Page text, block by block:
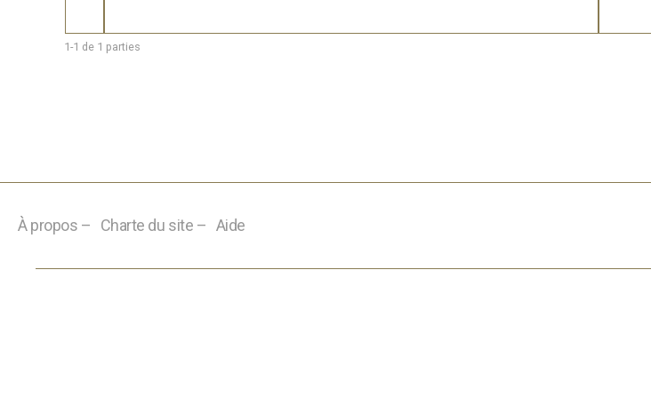
1-1 de 1 parties
À propos – Charte du site – Aide